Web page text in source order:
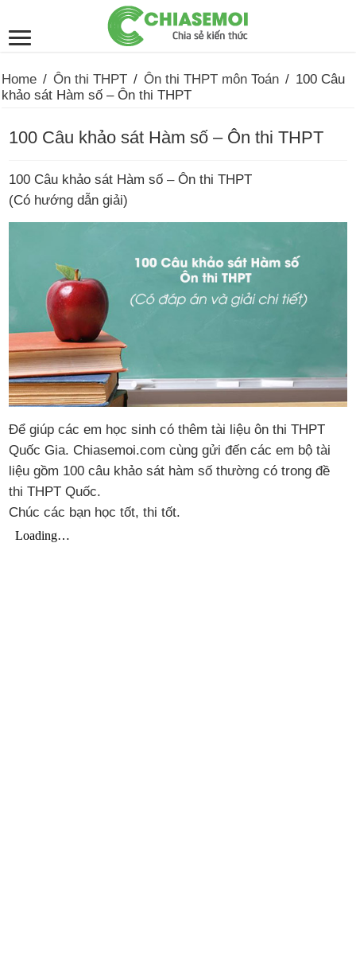
Home / Ôn thi THPT / Ôn thi THPT môn Toán / 100 Câu
khảo sát Hàm số – Ôn thi THPT
100 Câu khảo sát Hàm số – Ôn thi THPT
100 Câu khảo sát Hàm số – Ôn thi THPT
(Có hướng dẫn giải)
Để giúp các em học sinh có thêm tài liệu ôn thi THPT
Quốc Gia. Chiasemoi.com cùng gửi đến các em bộ tài
liệu gồm 100 câu khảo sát hàm số thường có trong đề
thi THPT Quốc.
Chúc các bạn học tốt, thi tốt.